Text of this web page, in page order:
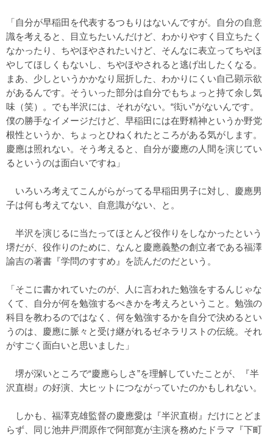
「自分が早稲田を代表するつもりはないんですが。自分の自意
識を考えると、目立ちたいんだけど、わかりやすく目立ちたく
なかったり、ちやほやされたいけど、そんなに表立ってちやほ
やしてほしくもないし、ちやほやされると逃げ出したくなる。
まあ、少しというかかなり屈折した、わかりにくい自己顕示欲
があるんです。そういった部分は自分でもちょっと持て余し気
味（笑）。でも半沢には、それがない。“衒い”がないんです。
僕の勝手なイメージだけど、早稲田には在野精神というか野党
根性というか、ちょっとひねくれたところがある気がします。
慶應は照れない。そう考えると、自分が慶應の人間を演じてい
るというのは面白いですね」
いろいろ考えてこんがらがってる早稲田男子に対し、慶應男
子は何も考えてない、自意識がない、と。
半沢を演じるに当たってほとんど役作りをしなかったという
堺だが、役作りのために、なんと慶應義塾の創立者である福澤
諭吉の著書『学問のすすめ』を読んだのだという。
「そこに書かれていたのが、人に言われた勉強をするんじゃな
くて、自分が何を勉強するべきかを考えろということ。勉強の
科目を教わるのではなく、何を勉強するかを自分で決めるとい
うのは、慶應に脈々と受け継がれるゼネラリストの伝統。それ
がすごく面白いと思いました」
堺が深いところで“慶應らしさ”を理解していたことが、『半
沢直樹』の好演、大ヒットにつながっていたのかもしれない。
しかも、福澤克雄監督の慶應愛は『半沢直樹』だけにとどま
らず、同じ池井戸潤原作で阿部寛が主演を務めたドラマ『下町